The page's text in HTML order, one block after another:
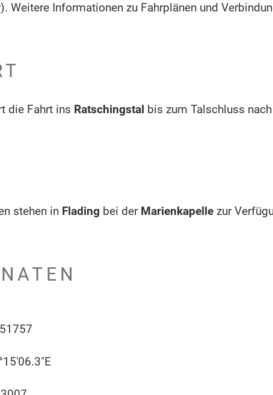
Weitere Informationen zu Fahrplänen und
die Fahrt ins Ratschingstal bis zum Talschluss nach
stehen in Flading bei der Marienkapelle zur